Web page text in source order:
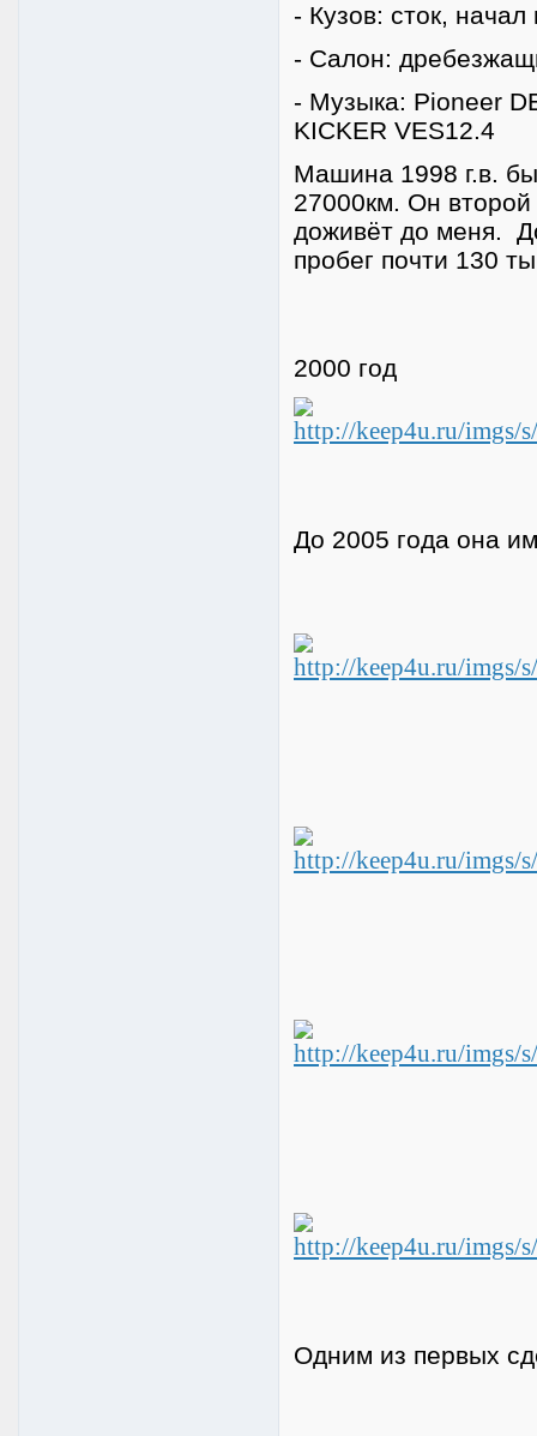
- Кузов: сток, начал
- Салон:
- Музыка: Pioneer
KICKER VES12.4
Машина 1998 г.в.
27000км. Он
доживёт до меня.
пробег почти 130
2000 год
До 2005 года она
Одним из первых